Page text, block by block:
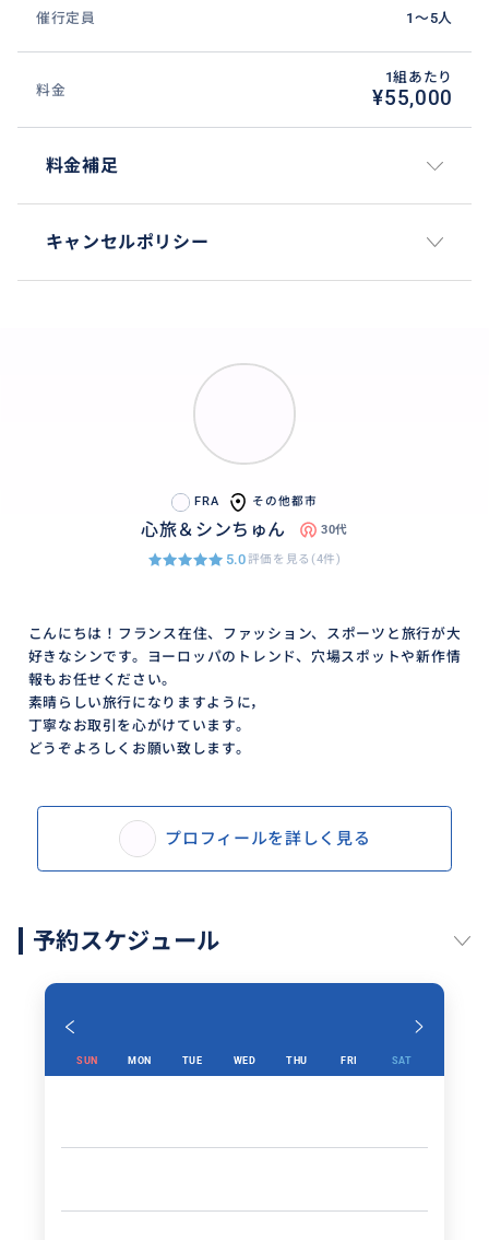
催行定員 1〜5人
料金
1組あたり
¥55,000
料金補足
キャンセルポリシー
FRA その他都市
心旅＆シンちゅん 30代
5.0評価を見る(4件)
こんにちは！フランス在住、ファッション、スポーツと旅行が大
好きなシンです。ヨーロッパのトレンド、穴場スポットや新作情
報もお任せください。
素晴らしい旅行になりますように，
丁寧なお取引を心がけています。
どうぞよろしくお願い致します。
プロフィールを詳しく見る
予約スケジュール
SUN MON TUE WED THU FRI SAT